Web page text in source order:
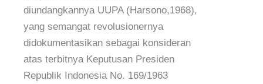
diundangkannya UUPA (Harsono,1968),
yang semangat revolusionernya
didokumentasikan sebagai konsideran
atas terbitnya Keputusan Presiden
Republik Indonesia No. 169/1963